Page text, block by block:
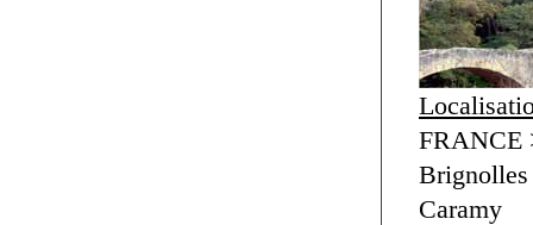
FRANCE
Caramy